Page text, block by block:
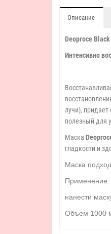
Описание
Deoproce
Интенсивно
лучи),
полезный для
Маска
гладкости и
Маска
Применение:
нанести
Объем 1000